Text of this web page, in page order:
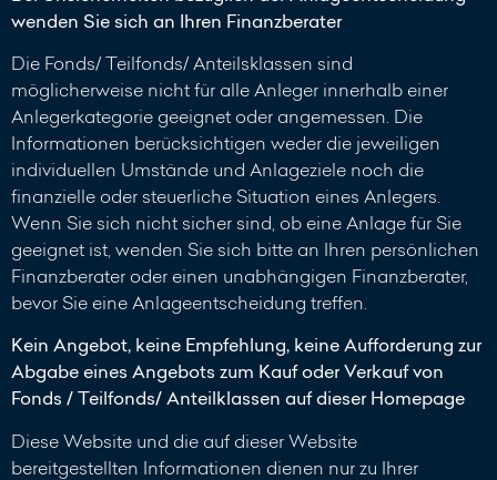
wenden Sie sich an Ihren Finanzberater
Die Fonds/ Teilfonds/ Anteilsklassen sind
möglicherweise nicht für alle Anleger innerhalb einer
Anlegerkategorie geeignet oder angemessen. Die
Informationen berücksichtigen weder die jeweiligen
individuellen Umstände und Anlageziele noch die
finanzielle oder steuerliche Situation eines Anlegers.
Wenn Sie sich nicht sicher sind, ob eine Anlage für Sie
geeignet ist, wenden Sie sich bitte an Ihren persönlichen
Finanzberater oder einen unabhängigen Finanzberater,
bevor Sie eine Anlageentscheidung treffen.
Kein Angebot, keine Empfehlung, keine Aufforderung zur
Abgabe eines Angebots zum Kauf oder Verkauf von
Fonds / Teilfonds/ Anteilklassen auf dieser Homepage
Diese Website und die auf dieser Website
bereitgestellten Informationen dienen nur zu Ihrer